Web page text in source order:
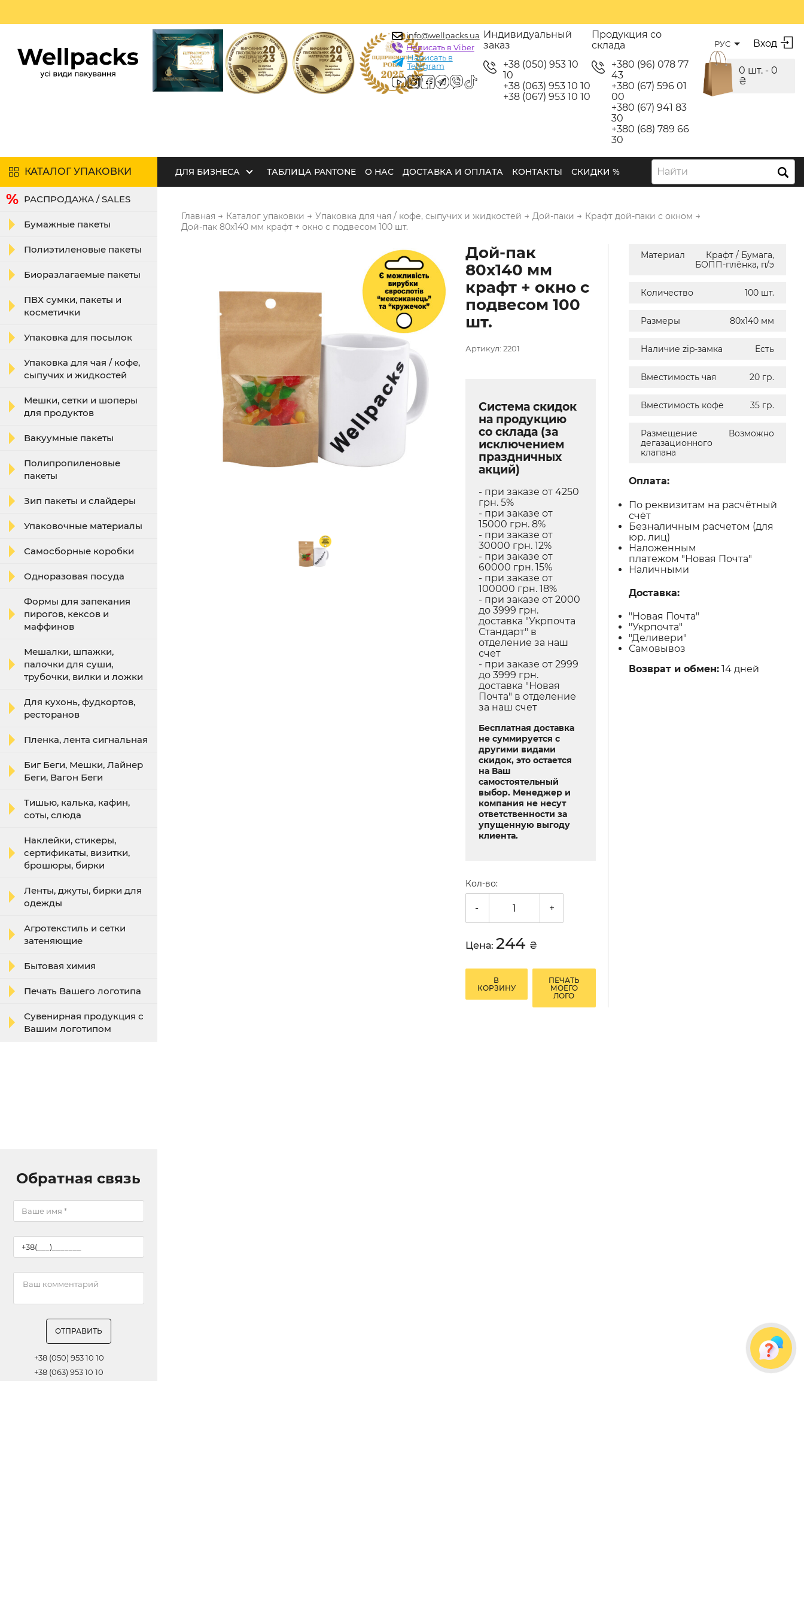
info@wellpacks.ua
Написать в Viber
Написать в
Telegram
Индивидуальный
заказ
+38 (050) 953 10
10
+38 (063) 953 10 10
+38 (067) 953 10 10
Продукция со
склада
+380 (96) 078 77
43
+380 (67) 596 01
00
+380 (67) 941 83
30
+380 (68) 789 66
30
РУС Вход
0 шт. - 0
₴
КАТАЛОГ УПАКОВКИ ДЛЯ БИЗНЕСА ТАБЛИЦА PANTONE О НАС ДОСТАВКА И ОПЛАТА КОНТАКТЫ СКИДКИ % Найти
РАСПРОДАЖА / SALES
Бумажные пакеты
Полиэтиленовые пакеты
Биоразлагаемые пакеты
ПВХ сумки, пакеты и
косметички
Упаковка для посылок
Упаковка для чая / кофе,
сыпучих и жидкостей
Мешки, сетки и шоперы
для продуктов
Вакуумные пакеты
Полипропиленовые
пакеты
Зип пакеты и слайдеры
Упаковочные материалы
Самосборные коробки
Одноразовая посуда
Формы для запекания
пирогов, кексов и
маффинов
Мешалки, шпажки,
палочки для суши,
трубочки, вилки и ложки
Для кухонь, фудкортов,
ресторанов
Пленка, лента сигнальная
Биг Беги, Мешки, Лайнер
Беги, Вагон Беги
Тишью, калька, кафин,
соты, слюда
Наклейки, стикеры,
сертификаты, визитки,
брошюры, бирки
Ленты, джуты, бирки для
одежды
Агротекстиль и сетки
затеняющие
Бытовая химия
Печать Вашего логотипа
Сувенирная продукция с
Вашим логотипом
Обратная связь
ОТПРАВИТЬ
+38 (050) 953 10 10
+38 (063) 953 10 10
Главная → Каталог упаковки → Упаковка для чая / кофе, сыпучих и жидкостей → Дой-паки → Крафт дой-паки с окном →
Дой-пак 80х140 мм крафт + окно с подвесом 100 шт.
Дой-пак
80х140 мм
крафт + окно с
подвесом 100
шт.
Артикул: 2201
Система скидок
на продукцию
со склада (за
исключением
праздничных
акций)
- при заказе от 4250
грн. 5%
- при заказе от
15000 грн. 8%
- при заказе от
30000 грн. 12%
- при заказе от
60000 грн. 15%
- при заказе от
100000 грн. 18%
- при заказе от 2000
до 3999 грн.
доставка "Укрпочта
Стандарт" в
отделение за наш
счет
- при заказе от 2999
до 3999 грн.
доставка "Новая
Почта" в отделение
за наш счет
Бесплатная доставка
не суммируется с
другими видами
скидок, это остается
на Ваш
самостоятельный
выбор. Менеджер и
компания не несут
ответственности за
упущенную выгоду
клиента.
Кол-во:
- +
Цена: 244 ₴
В
КОРЗИНУ
ПЕЧАТЬ
МОЕГО
ЛОГО
Материал
Крафт / Бумага,
БОПП-плёнка, п/э
Количество 100 шт.
Размеры 80х140 мм
Наличие zip-замка Есть
Вместимость чая 20 гр.
Вместимость кофе 35 гр.
Размещение
дегазационного
клапана
Возможно
Оплата:
По реквизитам на расчётный
счёт
Безналичным расчетом (для
юр. лиц)
Наложенным
платежом "Новая Почта"
Наличными
Доставка:
"Новая Почта"
"Укрпочта"
"Деливери"
Самовывоз
Возврат и обмен: 14 дней